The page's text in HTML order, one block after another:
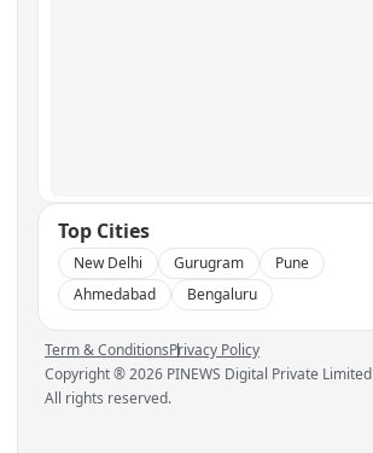
Top Cities
New Delhi Gurugram
Pune
Ahmedabad
Bengaluru
Term & ConditionsPrivacy Policy
Copyright ®2026 PINEWS Digital Private Limited
All rights reserved.